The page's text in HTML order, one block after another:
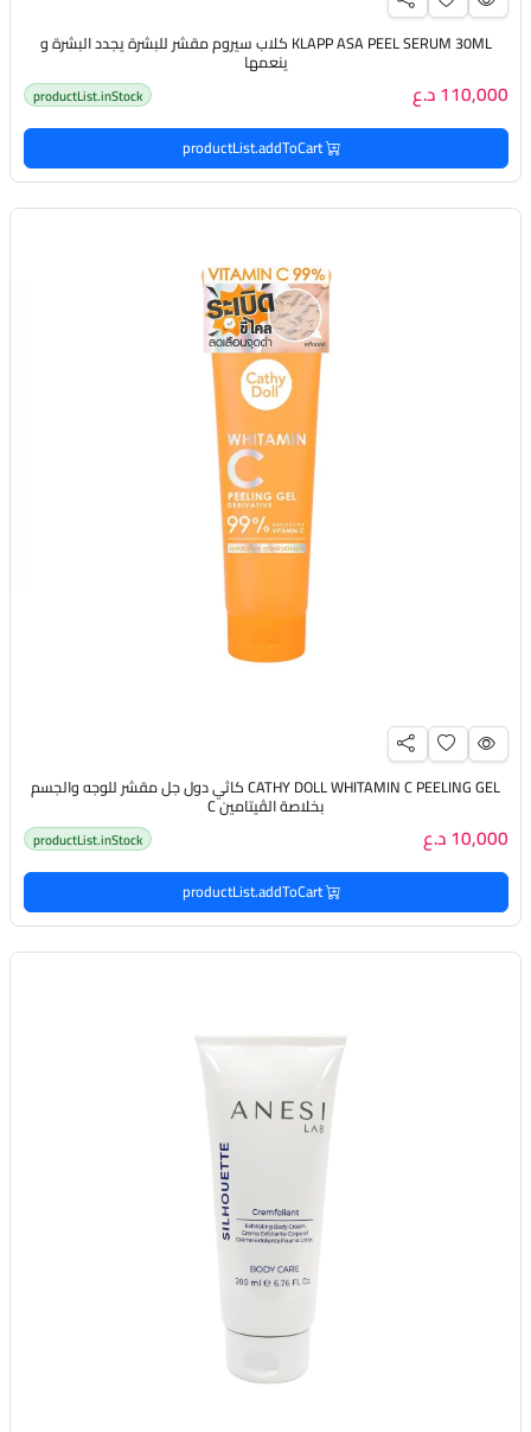
KLAPP ASA PEEL SERUM 30ML كلاب سيروم مقشر للبشرة يجدد البشرة و
ينعمها
110,000 د.ع productList.inStock
productList.addToCart
CATHY DOLL WHITAMIN C PEELING GEL كاثي دول جل مقشر للوجه والجسم
بخلاصة الڤيتامين C
10,000 د.ع productList.inStock
productList.addToCart